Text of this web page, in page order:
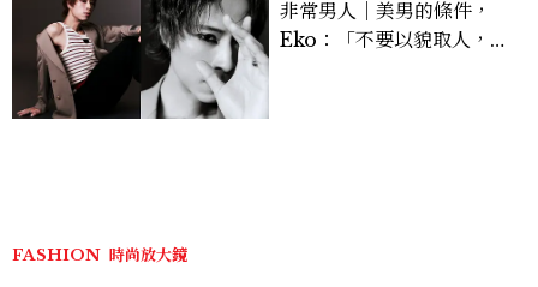
非常男人｜美男的條件，
Eko：「不要以貌取人，內
FASHION 時尚放大鏡